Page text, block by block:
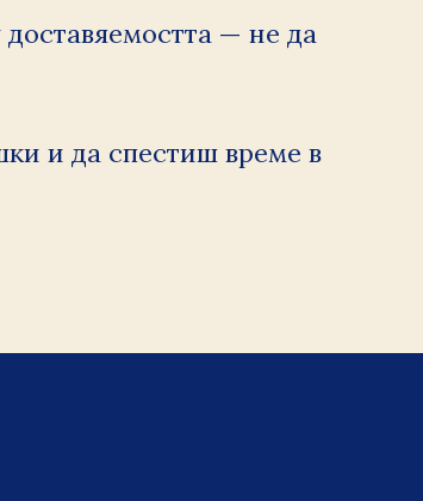
— не да
и да спестиш време в